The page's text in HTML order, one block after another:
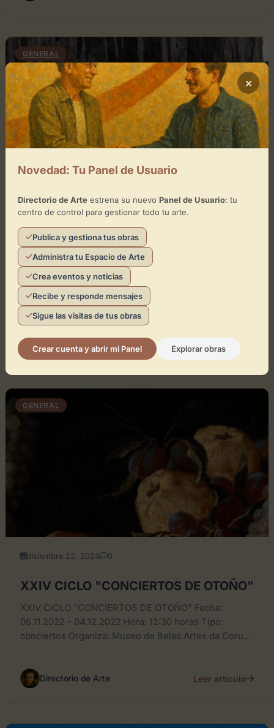
GENERAL
diciembre 22, 2024 0
CICLO DE CONCIERTOS After the
Whale
Ciclo de Conciertos: After the Whale El Museo de
Bellas Artes da Coruña presenta un ciclo de
conciertos en relación con la exposición actual
'After...
Leer artículo
GENERAL
diciembre 22, 2024 0
XXIV CICLO "CONCIERTOS DE OTOÑO"
XXIV CICLO "CONCIERTOS DE OTOÑO" Fecha:
06.11.2022 - 04.12.2022 Hora: 12:30 horas Tipo:
conciertos Organiza: Museo de Belas Artes da Coruña
Directorio de Arte Leer artículo
×
Novedad: Tu Panel de Usuario
Directorio de Arteestrena su nuevo Panel de Usuario: tu
centro de control para gestionar todo tu arte.
Publica y gestiona tus obras
Administra tu Espacio de Arte
Crea eventos y noticias
Recibe y responde mensajes
Sigue las visitas de tus obras
Crear cuenta y abrir mi Panel Explorar obras